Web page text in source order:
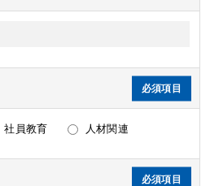
社員教育 人材関連